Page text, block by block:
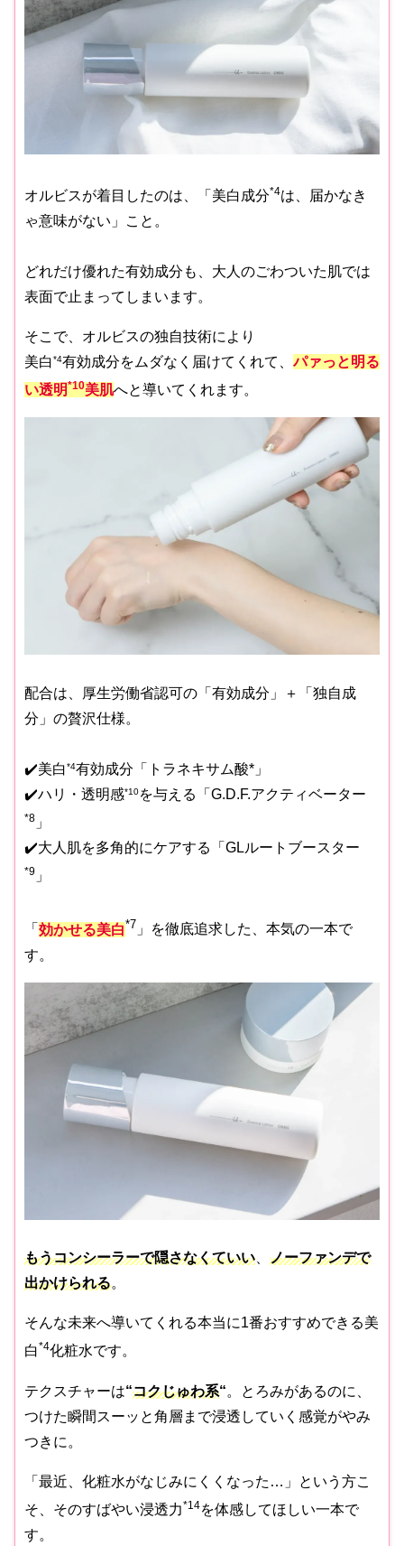
オルビスが着目したのは、「美白成分*4は、届かなき
ゃ意味がない」こと。
どれだけ優れた有効成分も、大人のごわついた肌では
表面で止まってしまいます。
そこで、オルビスの独自技術により
美白*4有効成分をムダなく届けてくれて、パァっと明る
い透明*10美肌へと導いてくれます。
配合は、厚生労働省認可の「有効成分」＋「独自成
分」の贅沢仕様。
✔️美白*4有効成分「トラネキサム酸*」
✔️ハリ・透明感*10を与える「G.D.F.アクティベーター
*8 」
✔️大人肌を多角的にケアする「GLルートブースター
*9 」
「 効かせる美白*7 」を徹底追求した、本気の一本で
す。
もうコンシーラーで隠さなくていい
ノーファンデで
出かけられる。
そんな未来へ導いてくれる本当に1番おすすめできる美
白*4化粧水です。
テクスチャーは“コクじゅわ系“。とろみがあるのに、
つけた瞬間スーッと角層まで浸透していく感覚がやみ
つきに。
「最近、化粧水がなじみにくくなった…」という方こ
そ、そのすばやい浸透力*14を体感してほしい一本で
す。